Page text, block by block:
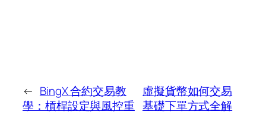
← BingX 合約交易教
學：槓桿設定與風控重
虛擬貨幣如何交易
基礎下單方式全解